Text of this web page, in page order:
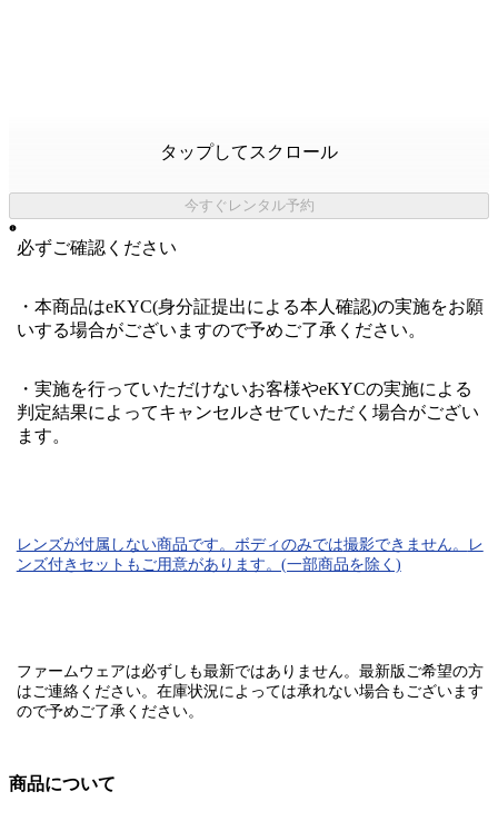
タップしてスクロール
今すぐレンタル予約
必ずご確認ください
・本商品はeKYC(身分証提出による本人確認)の実施をお願
いする場合がございますので予めご了承ください。
・実施を行っていただけないお客様やeKYCの実施による
判定結果によってキャンセルさせていただく場合がござい
ます。
レンズが付属しない商品です。ボディのみでは撮影できません。
レ
ンズ付きセットもご用意があります。(一部商品を除く)
ファームウェアは必ずしも最新ではありません。最新版ご希望の方
はご連絡ください。在庫状況によっては承れない場合もございます
ので予めご了承ください。
商品について